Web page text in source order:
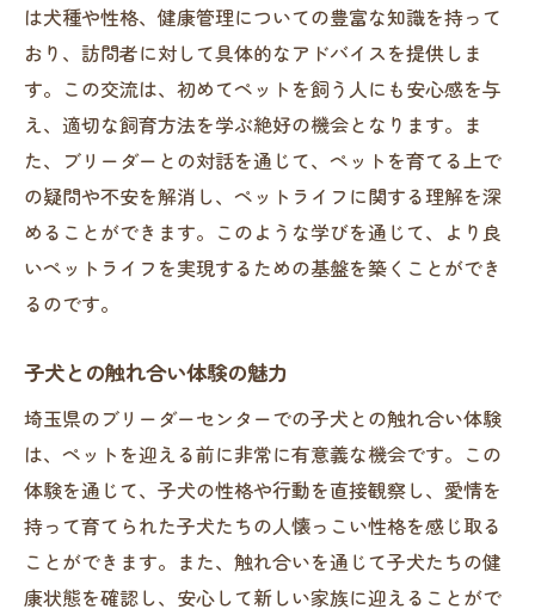
は犬種や性格、健康管理についての豊富な知識を持って
おり、訪問者に対して具体的なアドバイスを提供しま
す。この交流は、初めてペットを飼う人にも安心感を与
え、適切な飼育方法を学ぶ絶好の機会となります。ま
た、ブリーダーとの対話を通じて、ペットを育てる上で
の疑問や不安を解消し、ペットライフに関する理解を深
めることができます。このような学びを通じて、より良
いペットライフを実現するための基盤を築くことができ
るのです。
子犬との触れ合い体験の魅力
埼玉県のブリーダーセンターでの子犬との触れ合い体験
は、ペットを迎える前に非常に有意義な機会です。この
体験を通じて、子犬の性格や行動を直接観察し、愛情を
持って育てられた子犬たちの人懐っこい性格を感じ取る
ことができます。また、触れ合いを通じて子犬たちの健
康状態を確認し、安心して新しい家族に迎えることがで